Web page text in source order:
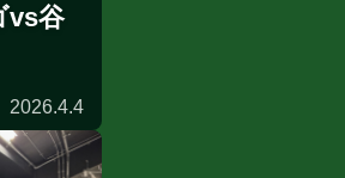
vs谷
2026.4.4